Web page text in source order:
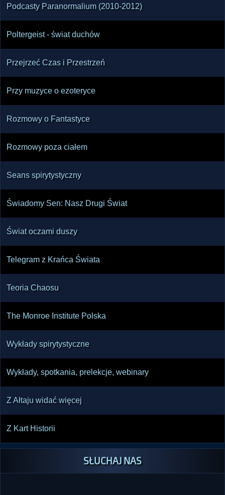
Podcasty Paranormalium (2010-2012)
Poltergeist - świat duchów
Przejrzeć Czas i Przestrzeń
Przy muzyce o ezoteryce
Rozmowy o Fantastyce
Rozmowy poza ciałem
Seans spirytystyczny
Świadomy Sen: Nasz Drugi Świat
Świat oczami duszy
Telegram z Krańca Świata
Teoria Chaosu
The Monroe Institute Polska
Wykłady spirytystyczne
Wykłady, spotkania, prelekcje, webinary
Z Ałtaju widać więcej
Z Kart Historii
SŁUCHAJ NAS